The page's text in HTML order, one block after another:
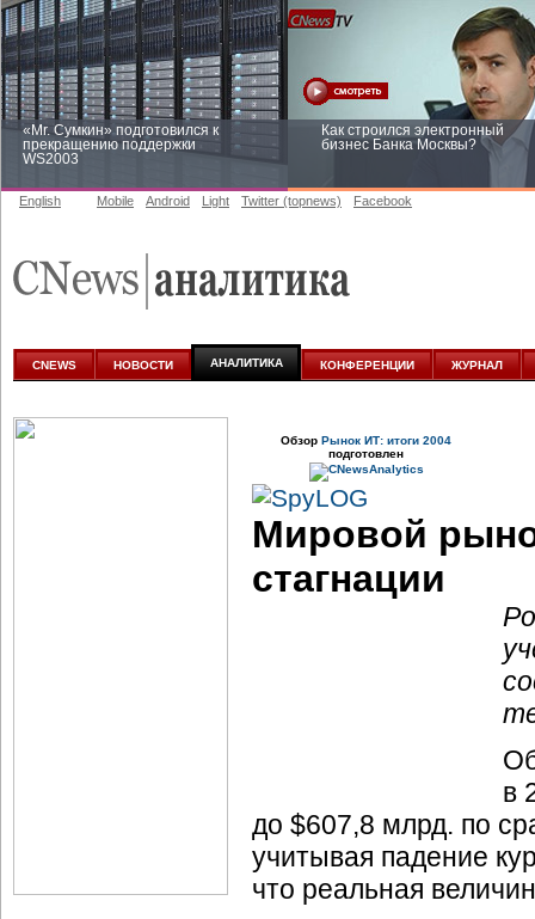
«Mr. Сумкин» подготовился к
прекращению поддержки
WS2003
Как строился электронный
бизнес Банка Москвы?
аналитике
English Mobile Android Light Twitter (topnews) Facebook
CNEWS НОВОСТИ АНАЛИТИКА КОНФЕРЕНЦИИ ЖУРНАЛ
Обзор Рынок ИТ: итоги 2004
подготовлен
Мировой
стагнации
в
до $607,8 млрд. по
учитывая падение
что реальная